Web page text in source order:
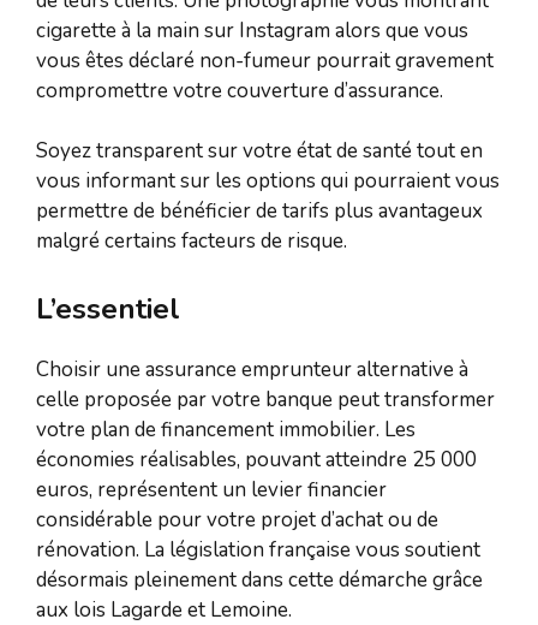
cigarette à la main sur Instagram alors que vous
vous êtes déclaré non-fumeur pourrait gravement
compromettre votre couverture d’assurance.
Soyez transparent sur votre état de santé tout en
vous informant sur les options qui pourraient vous
permettre de bénéficier de tarifs plus avantageux
malgré certains facteurs de risque.
L’essentiel
Choisir une assurance emprunteur alternative à
celle proposée par votre banque peut transformer
votre plan de financement immobilier. Les
économies réalisables, pouvant atteindre 25 000
euros, représentent un levier financier
considérable pour votre projet d’achat ou de
rénovation. La législation française vous soutient
désormais pleinement dans cette démarche grâce
aux lois Lagarde et Lemoine.